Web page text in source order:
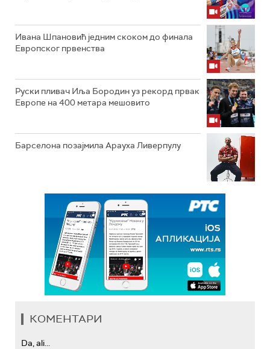
Ивана Шпановић једним скоком до финала
Европског првенства
Руски пливач Иља Бородин уз рекорд првак
Европе на 400 метара мешовито
Барселона позајмила Арауха Ливерпулу
КОМЕНТАРИ
Da, ali...